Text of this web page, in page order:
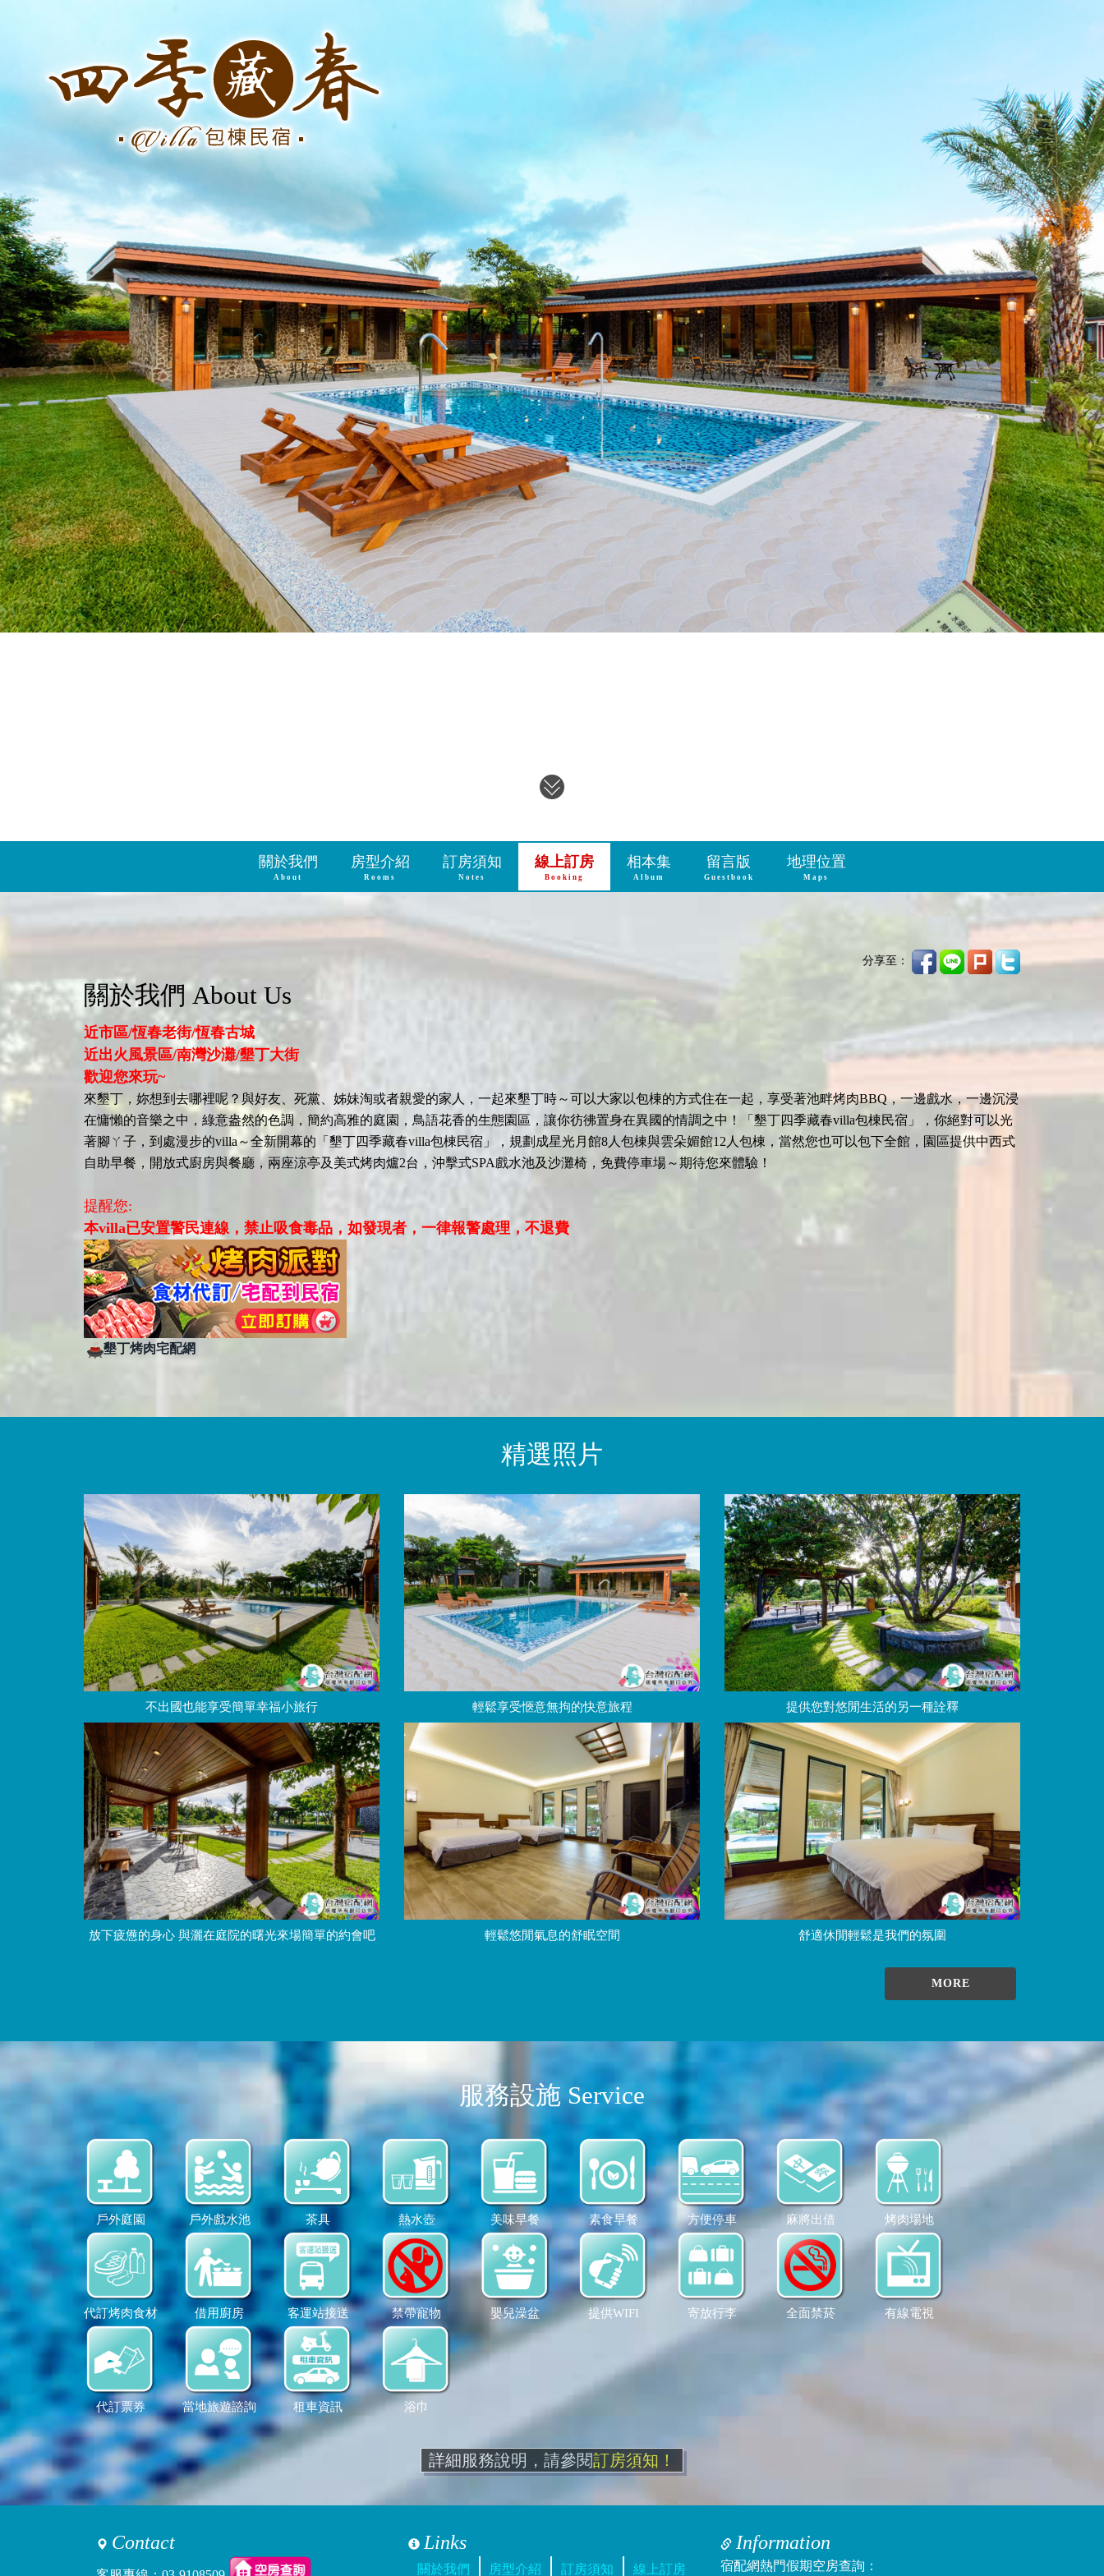
關於我們
About
房型介紹
Rooms
訂房須知
Notes
線上訂房
Booking
相本集
Album
留言版
Guestbook
地理位置
Maps
分享至：
關於我們 About Us
近市區/恆春老街/恆春古城
近出火風景區/南灣沙灘/墾丁大街
歡迎您來玩~
來墾丁，妳想到去哪裡呢？與好友、死黨、姊妹淘或者親愛的家人，一起來墾丁時～可以大家以包棟的方式住在一起，享受著池畔烤肉BBQ，一邊戲水，一邊沉浸
在慵懶的音樂之中，綠意盎然的色調，簡約高雅的庭園，鳥語花香的生態園區，讓你彷彿置身在異國的情調之中！「墾丁四季藏春villa包棟民宿」，你絕對可以光
著腳ㄚ子，到處漫步的villa～全新開幕的「墾丁四季藏春villa包棟民宿」，規劃成星光月館8人包棟與雲朵媚館12人包棟，當然您也可以包下全館，園區提供中西式
自助早餐，開放式廚房與餐廳，兩座涼亭及美式烤肉爐2台，沖擊式SPA戲水池及沙灘椅，免費停車場～期待您來體驗！
提醒您:
本villa已安置警民連線，禁止吸食毒品，如發現者，一律報警處理，不退費
墾丁烤肉宅配網​
精選照片
不出國也能享受簡單幸福小旅行 輕鬆享受愜意無拘的快意旅程 提供您對悠閒生活的另一種詮釋
放下疲憊的身心 與灑在庭院的曙光來場簡單的約會吧 輕鬆悠閒氣息的舒眠空間 舒適休閒輕鬆是我們的氛圍
MORE
服務設施 Service
戶外庭園 戶外戲水池 茶具 熱水壺 美味早餐 素食早餐 方便停車 麻將出借 烤肉場地
代訂烤肉食材 借用廚房 客運站接送 禁帶寵物 嬰兒澡盆 提供WIFI 寄放行李 全面禁菸 有線電視
代訂票券 當地旅遊諮詢 租車資訊 浴巾
詳細服務說明，請參閱訂房須知！
Contact Links
關於我們 房型介紹 訂房須知 線上訂房
Information
宿配網熱門假期空房查詢：